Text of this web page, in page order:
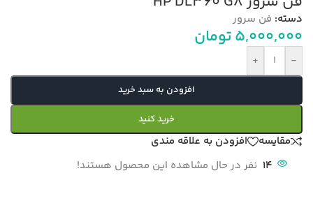
دسته: فن سرور
5,000,000تومان
-
+
افزودن به سبد خرید
خرید کنید
مقایسه
افزودن به علاقه مندی
14 نفر در حال مشاهده این محصول هستند!